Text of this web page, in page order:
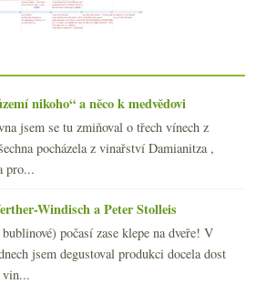
nikoho“ a něco k medvědovi
jsem se tu zmiňoval o třech vínech z
pocházela z vinařství Damianitza ,
pro...
Windisch a Peter Stolleis
počasí zase klepe na dveře! V
jsem degustoval produkci docela dost
vin...